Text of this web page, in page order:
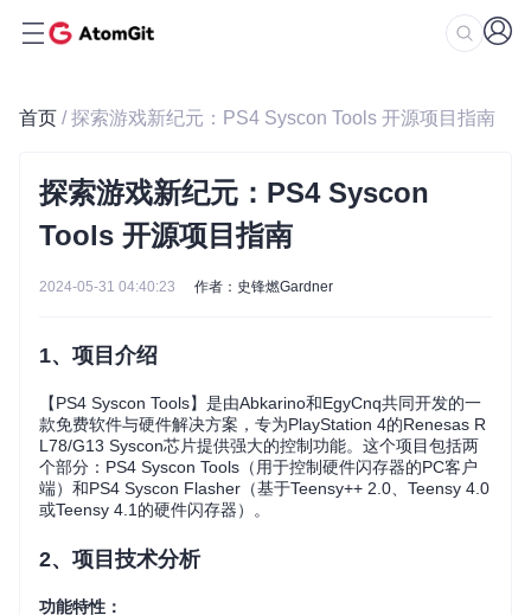
首页 / 探索游戏新纪元：PS4 Syscon Tools 开源项目指南
探索游戏新纪元：PS4 Syscon
Tools 开源项目指南
2024-05-31 04:40:23 作者：史锋燃Gardner
1、项目介绍
【PS4 Syscon Tools】是由Abkarino和EgyCnq共同开发的一
款免费软件与硬件解决方案，专为PlayStation 4的Renesas R
L78/G13 Syscon芯片提供强大的控制功能。这个项目包括两
个部分：PS4 Syscon Tools（用于控制硬件闪存器的PC客户
端）和PS4 Syscon Flasher（基于Teensy++ 2.0、Teensy 4.0
或Teensy 4.1的硬件闪存器）。
2、项目技术分析
功能特性：